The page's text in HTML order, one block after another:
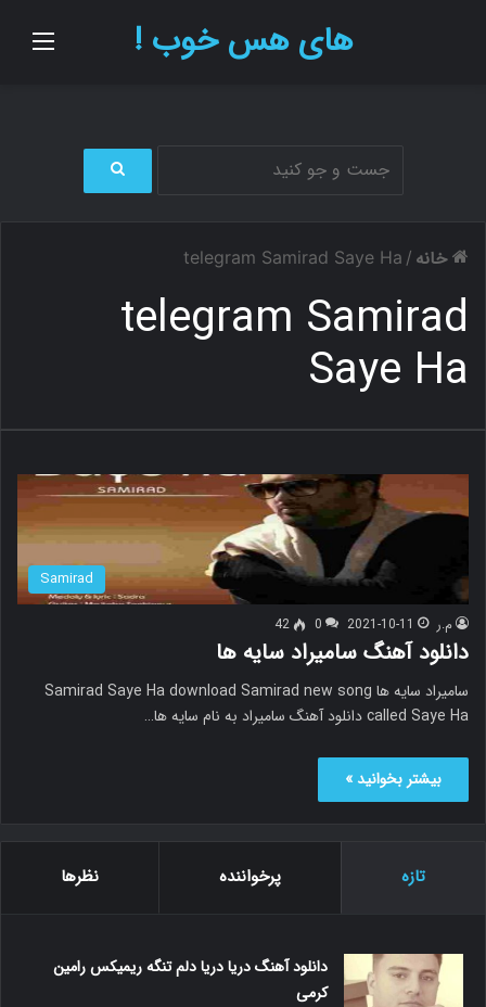
های هس خوب !
ج
خانه /
telegram Samirad Saye Ha
telegram Samirad
Saye Ha
Samirad
م.ر 2021-10-11
0
42
دانلود آهنگ سامیراد سایه ها
سامیراد سایه ها Samirad Saye Ha download Samirad new song
called Saye Ha دانلود آهنگ سامیراد به نام سایه ها…
بیشتر بخوانید »
تازه پرخواننده نظرها
دانلود آهنگ دریا دریا دلم تنگه ریمیکس رامین
کرمی